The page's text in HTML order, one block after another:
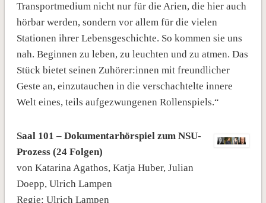
Transportmedium nicht nur für die Arien, die hier auch
hörbar werden, sondern vor allem für die vielen
Stationen ihrer Lebensgeschichte. So kommen sie uns
nah. Beginnen zu leben, zu leuchten und zu atmen. Das
Stück bietet seinen Zuhörer:innen mit freundlicher
Geste an, einzutauchen in die verschachtelte innere
Welt eines, teils aufgezwungenen Rollenspiels.“
Saal 101 – Dokumentarhörspiel zum NSU-
Prozess (24 Folgen)
von Katarina Agathos, Katja Huber, Julian
Doepp, Ulrich Lampen
Regie: Ulrich Lampen